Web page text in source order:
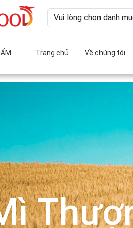
Trang chủ Về chúng tôi